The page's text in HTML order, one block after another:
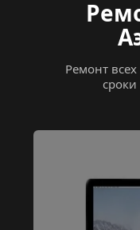
Ремонт